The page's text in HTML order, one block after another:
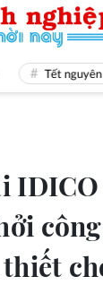
Tết nguyên đán